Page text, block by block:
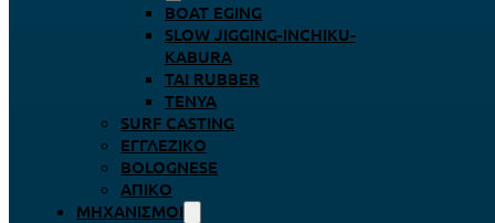
BOAT EGING
SLOW JIGGING-INCHIKU-
KABURA
TAI RUBBER
TENYA
SURF CASTING
ΕΓΓΛΈΖΙΚΟ
BOLOGNESE
ΑΠΊΚΟ
ΜΗΧΑΝΙΣΜΟΊ